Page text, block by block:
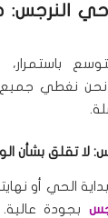
باستمرار،
نحن نغطي
تقلق بشأن
الحي أو
بجودة